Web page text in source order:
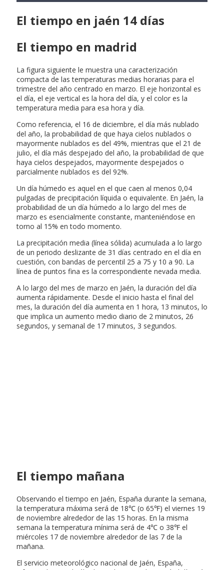
El tiempo en jaén 14 días
El tiempo en madrid
La figura siguiente le muestra una caracterización
compacta de las temperaturas medias horarias para el
trimestre del año centrado en marzo. El eje horizontal es
el día, el eje vertical es la hora del día, y el color es la
temperatura media para esa hora y día.
Como referencia, el 16 de diciembre, el día más nublado
del año, la probabilidad de que haya cielos nublados o
mayormente nublados es del 49%, mientras que el 21 de
julio, el día más despejado del año, la probabilidad de que
haya cielos despejados, mayormente despejados o
parcialmente nublados es del 92%.
Un día húmedo es aquel en el que caen al menos 0,04
pulgadas de precipitación líquida o equivalente. En Jaén, la
probabilidad de un día húmedo a lo largo del mes de
marzo es esencialmente constante, manteniéndose en
torno al 15% en todo momento.
La precipitación media (línea sólida) acumulada a lo largo
de un periodo deslizante de 31 días centrado en el día en
cuestión, con bandas de percentil 25 a 75 y 10 a 90. La
línea de puntos fina es la correspondiente nevada media.
A lo largo del mes de marzo en Jaén, la duración del día
aumenta rápidamente. Desde el inicio hasta el final del
mes, la duración del día aumenta en 1 hora, 13 minutos, lo
que implica un aumento medio diario de 2 minutos, 26
segundos, y semanal de 17 minutos, 3 segundos.
El tiempo mañana
Observando el tiempo en Jaén, España durante la semana,
la temperatura máxima será de 18℃ (o 65℉) el viernes 19
de noviembre alrededor de las 15 horas. En la misma
semana la temperatura mínima será de 4℃ o 38℉ el
miércoles 17 de noviembre alrededor de las 7 de la
mañana.
El servicio meteorológico nacional de Jaén, España,